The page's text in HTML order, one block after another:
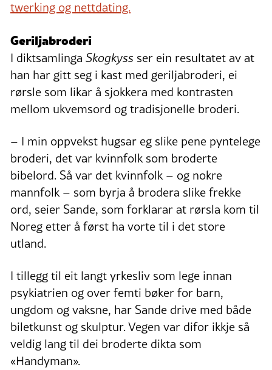
twerking og nettdating.
Geriljabroderi
I diktsamlinga Skogkyss ser ein resultatet av at
han har gitt seg i kast med geriljabroderi, ei
rørsle som likar å sjokkera med kontrasten
mellom ukvemsord og tradisjonelle broderi.
– I min oppvekst hugsar eg slike pene pyntelege
broderi, det var kvinnfolk som broderte
bibelord. Så var det kvinnfolk – og nokre
mannfolk – som byrja å brodera slike frekke
ord, seier Sande, som forklarar at rørsla kom til
Noreg etter å først ha vorte til i det store
utland.
I tillegg til eit langt yrkesliv som lege innan
psykiatrien og over femti bøker for barn,
ungdom og vaksne, har Sande drive med både
biletkunst og skulptur. Vegen var difor ikkje så
veldig lang til dei broderte dikta som
«Handyman».